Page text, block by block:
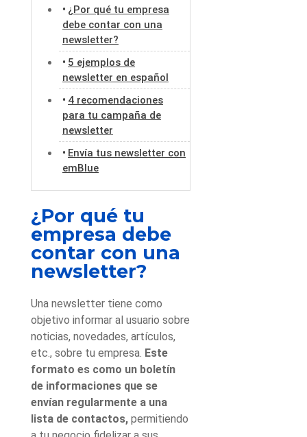
¿Por qué tu empresa
debe contar con una
newsletter?
5 ejemplos de
newsletter en español
4 recomendaciones
para tu campaña de
newsletter
Envía tus newsletter con
emBlue
¿Por qué tu
empresa debe
contar con una
newsletter?
Una newsletter tiene como
objetivo informar al usuario sobre
noticias, novedades, artículos,
etc., sobre tu empresa. Este
formato es como un boletín
de informaciones que se
envían regularmente a una
lista de contactos, permitiendo